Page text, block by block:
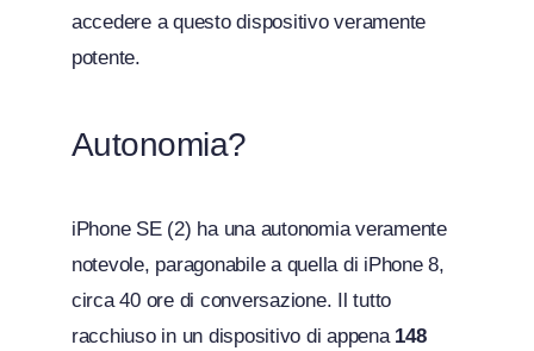
accedere a questo dispositivo veramente
potente.
Autonomia?
iPhone SE (2) ha una autonomia veramente
notevole, paragonabile a quella di iPhone 8,
circa 40 ore di conversazione. Il tutto
racchiuso in un dispositivo di appena 148